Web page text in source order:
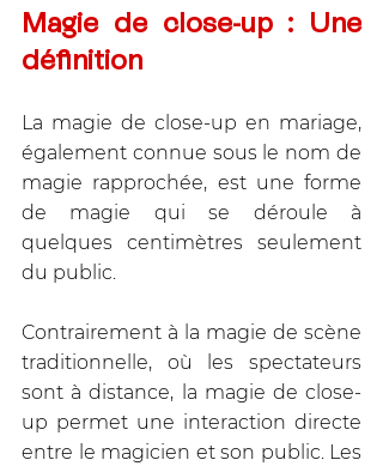
Magie de close-up : Une
définition
La magie de close-up en mariage,
également connue sous le nom de
magie rapprochée, est une forme
de magie qui se déroule à
quelques centimètres seulement
du public.
Contrairement à la magie de scène
traditionnelle, où les spectateurs
sont à distance, la magie de close-
up permet une interaction directe
entre le magicien et son public. Les